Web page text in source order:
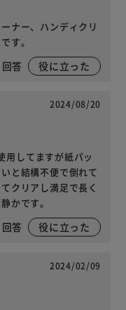
ナー、ハンディクリ
す。
答 役に立った
2024/08/20
用してますが紙パッ
と結構不便で倒れて
クリアし満足で長く
かです。
答 役に立った
2024/02/09